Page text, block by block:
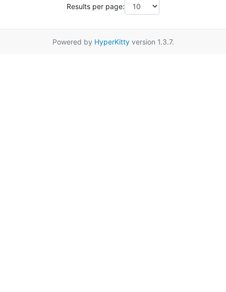
Results per page:
Powered by HyperKittyversion 1.3.7.